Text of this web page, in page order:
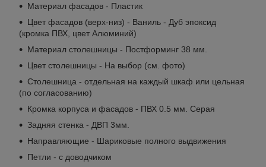
Материал фасадов - Пластик
Цвет фасадов (верх-низ) - Ваниль - Дуб эпоксид
(кромка ПВХ, цвет Алюминий)
Материал столешницы - Постформинг 38 мм.
Цвет столешницы - На выбор (см. фото)
Столешница - отдельная на каждый шкаф или цельная
(по согласованию)
Кромка корпуса и фасадов - ПВХ 0.5 мм. Серая
Задняя стенка - ДВП 3мм.
Направляющие - Шариковые полного выдвижения
Петли - с доводчиком